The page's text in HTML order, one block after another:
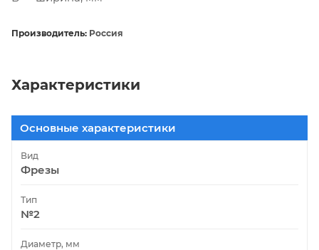
Производитель: Россия
Характеристики
Основные характеристики
Вид
Фрезы
Тип
№2
Диаметр, мм